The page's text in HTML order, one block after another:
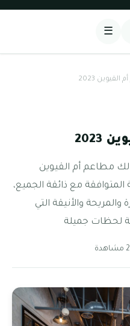
☰
2023
مطاعم أم القيوين
المتوافقة مع ذائقة الجميع،
والمريحة والأنيقة التي
لحظات جميلة